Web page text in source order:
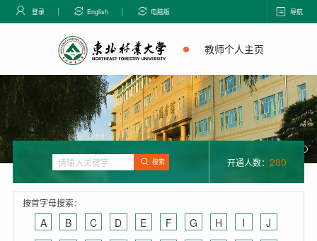
登录 English 电脑版 导航
教师个人主页
搜索 开通人数： 280
按首字母搜索：
A B C D E F G H I
J